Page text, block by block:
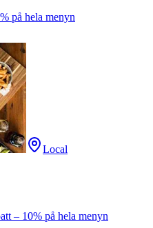
på hela menyn
Local
– 10% på hela menyn